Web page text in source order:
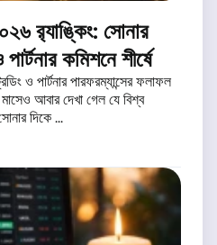
র‌্যাঙ্কিং: সোনার
কমিশনে শীর্ষে
ও পার্টনার পারফরম্যান্সের ফলাফল
আবার দেখা গেল যে বিশ্ব
দিকে ...